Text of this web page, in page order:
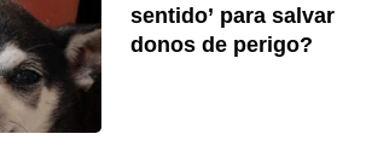
sentido’ para salvar
donos de perigo?